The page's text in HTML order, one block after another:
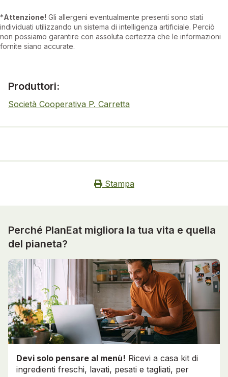
*Attenzione! Gli allergeni eventualmente presenti sono stati
individuati utilizzando un sistema di intelligenza artificiale. Perciò
non possiamo garantire con assoluta certezza che le informazioni
fornite siano accurate.
Produttori:
Società Cooperativa P. Carretta
Stampa
Perché PlanEat migliora la tua vita e quella
del pianeta?
Devi solo pensare al menù! Ricevi a casa kit di
ingredienti freschi, lavati, pesati e tagliati, per